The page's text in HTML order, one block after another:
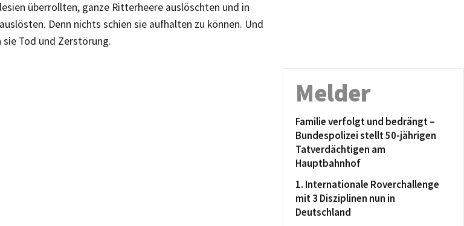
überrollten, ganze Ritterheere auslöschten und in
Denn nichts schien sie aufhalten zu können. Und
Tod und Zerstörung.
Melder
Familie verfolgt und bedrängt –
Bundespolizei stellt 50-jährigen
Tatverdächtigen am
Hauptbahnhof
1. Internationale Roverchallenge
mit 3 Disziplinen nun in
Deutschland